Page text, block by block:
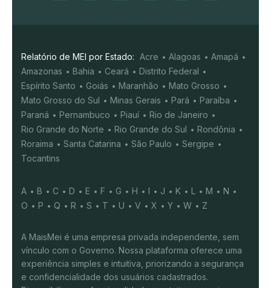
Relatório de MEI por Estado: Acre Alagoas
Amapá
Amazonas
Bahia Ceará
Distrito Federal
Espírito Santo
Goiás Maranhão
Mato Grosso
Mato Grosso do Sul
Minas Gerais Pará
Paraíba
Paraná
Pernambuco Piauí
Rio de Janeiro
Rio Grande do Norte
Rio Grande do Sul
Rondônia
Roraima
Santa Catarina São Paulo
Sergipe
Tocantins
A B C D E F G H I J K L M
N
O
P Q R S T U V X Y W Z
A MaisMei é uma empresa privada independente, sem
vínculo com o Governo. Nossa plataforma oferece uma
experiência simples e intuitiva, priorizando a segurança
e confidencialidade dos usuários cadastrados.